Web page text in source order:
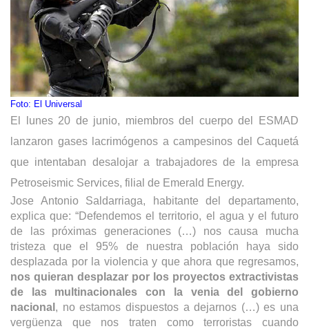
Foto: El Universal
El lunes 20 de junio, miembros del cuerpo del ESMAD
lanzaron gases lacrimógenos a campesinos del Caquetá
que intentaban desalojar a trabajadores de la empresa
Petroseismic Services, filial de Emerald Energy.
Jose Antonio Saldarriaga, habitante del departamento,
explica que: “Defendemos el territorio, el agua y el futuro
de las próximas generaciones (…) nos causa mucha
tristeza que el 95% de nuestra población haya sido
nos quieran desplazar por los proyectos extractivistas
de las multinacionales con la venia del gobierno
nacional , no estamos dispuestos a dejarnos (…) es una
vergüenza que nos traten como terroristas cuando